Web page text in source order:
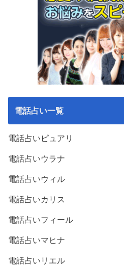
電話占い一覧
電話占いピュアリ
電話占いウラナ
電話占いウィル
電話占いカリス
電話占いフィール
電話占いマヒナ
電話占いリエル